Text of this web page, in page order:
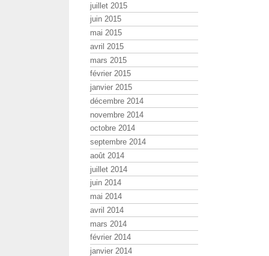
juillet 2015
juin 2015
mai 2015
avril 2015
mars 2015
février 2015
janvier 2015
décembre 2014
novembre 2014
octobre 2014
septembre 2014
août 2014
juillet 2014
juin 2014
mai 2014
avril 2014
mars 2014
février 2014
janvier 2014